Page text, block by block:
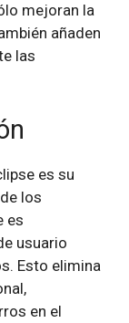
mejoran la
añaden
las
es su
los
es
usuario
Esto elimina
en el